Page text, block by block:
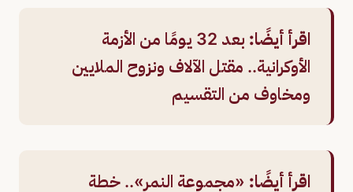
اقرأ أيضًا:
بعد 32 يومًا من الأزمة
الأوكرانية.. مقتل الآلاف ونزوح الملايين
ومخاوف من التقسيم
اقرأ أيضًا: «مجموعة النمر».. خطة